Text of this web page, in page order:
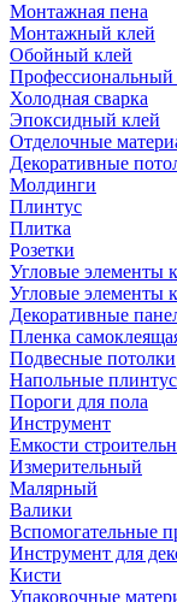
Монтажная пена
Монтажный клей
Обойный клей
Профессиональный
Холодная сварка
Эпоксидный клей
Отделочные
Декоративные
Молдинги
Плинтус
Плитка
Розетки
Угловые элементы
Угловые элементы
Декоративные
Пленка
Подвесные потолки
Напольные
Пороги для пола
Инструмент
Емкости
Измерительный
Малярный
Валики
Вспомогательные
Инструмент для
Кисти
Упаковочные